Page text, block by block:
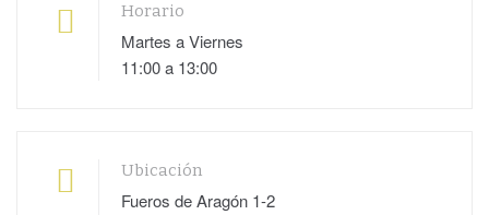
Horario
Martes a Viernes
11:00 a 13:00
Ubicación
Fueros de Aragón 1-2